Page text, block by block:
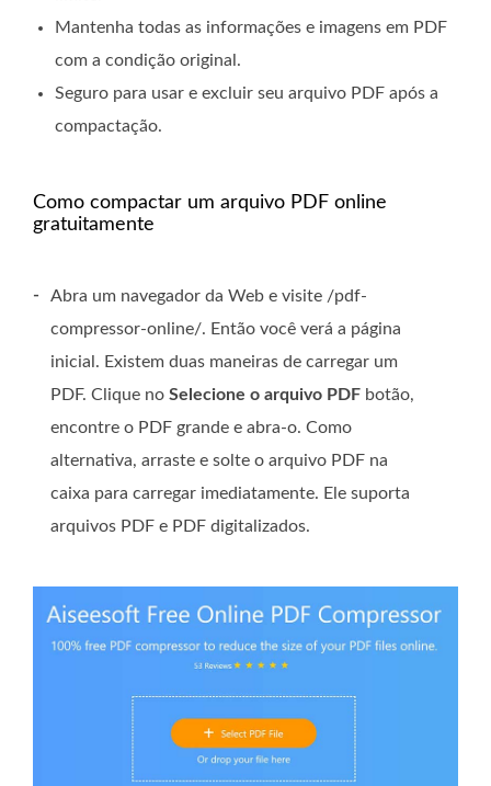
Mantenha todas as informações e imagens em PDF
com a condição original.
Seguro para usar e excluir seu arquivo PDF após a
compactação.
Como compactar um arquivo PDF online
gratuitamente
-
Abra um navegador da Web e visite /pdf-
compressor-online/. Então você verá a página
inicial. Existem duas maneiras de carregar um
PDF. Clique no Selecione o arquivo PDF botão,
encontre o PDF grande e abra-o. Como
alternativa, arraste e solte o arquivo PDF na
caixa para carregar imediatamente. Ele suporta
arquivos PDF e PDF digitalizados.